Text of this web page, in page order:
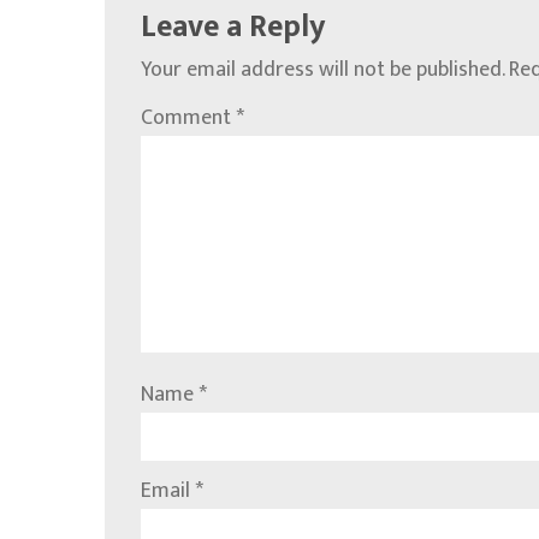
Leave a Reply
Your email address will not be published.
Comment*
Name*
Email*